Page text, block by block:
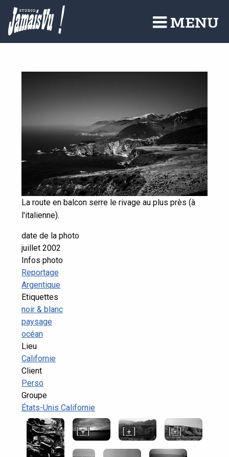
Aller
contenu
principal
MENU
La route en balcon serre le rivage au plus près (à
l'italienne).
date de la photo
juillet 2002
Infos photo
Reportage
Argentique
Etiquettes
noir & blanc
paysage
océan
Lieu
Californie
Client
Perso
Groupe
États-Unis Californie
[ + ] [ + ] [ + ]